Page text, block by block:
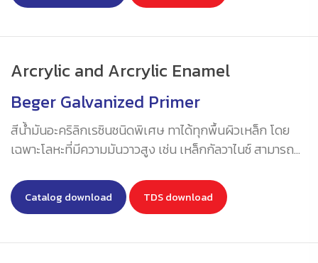
Arcrylic and Arcrylic Enamel
Beger Galvanized Primer
สีน้ำมันอะคริลิกเรซินชนิดพิเศษ ทาได้ทุกพื้นผิวเหล็ก โดย
เฉพาะโลหะที่มีความมันวาวสูง เช่น เหล็กกัลวาไนซ์ สามารถ
ได้ดี เนื้อสีเป็นแบบด้านให้ความเรียบเนียน แห้งผิวไวใน 30
นาที สามารถใช้ได้ทั้งภายในและภายนอก
Catalog download TDS download